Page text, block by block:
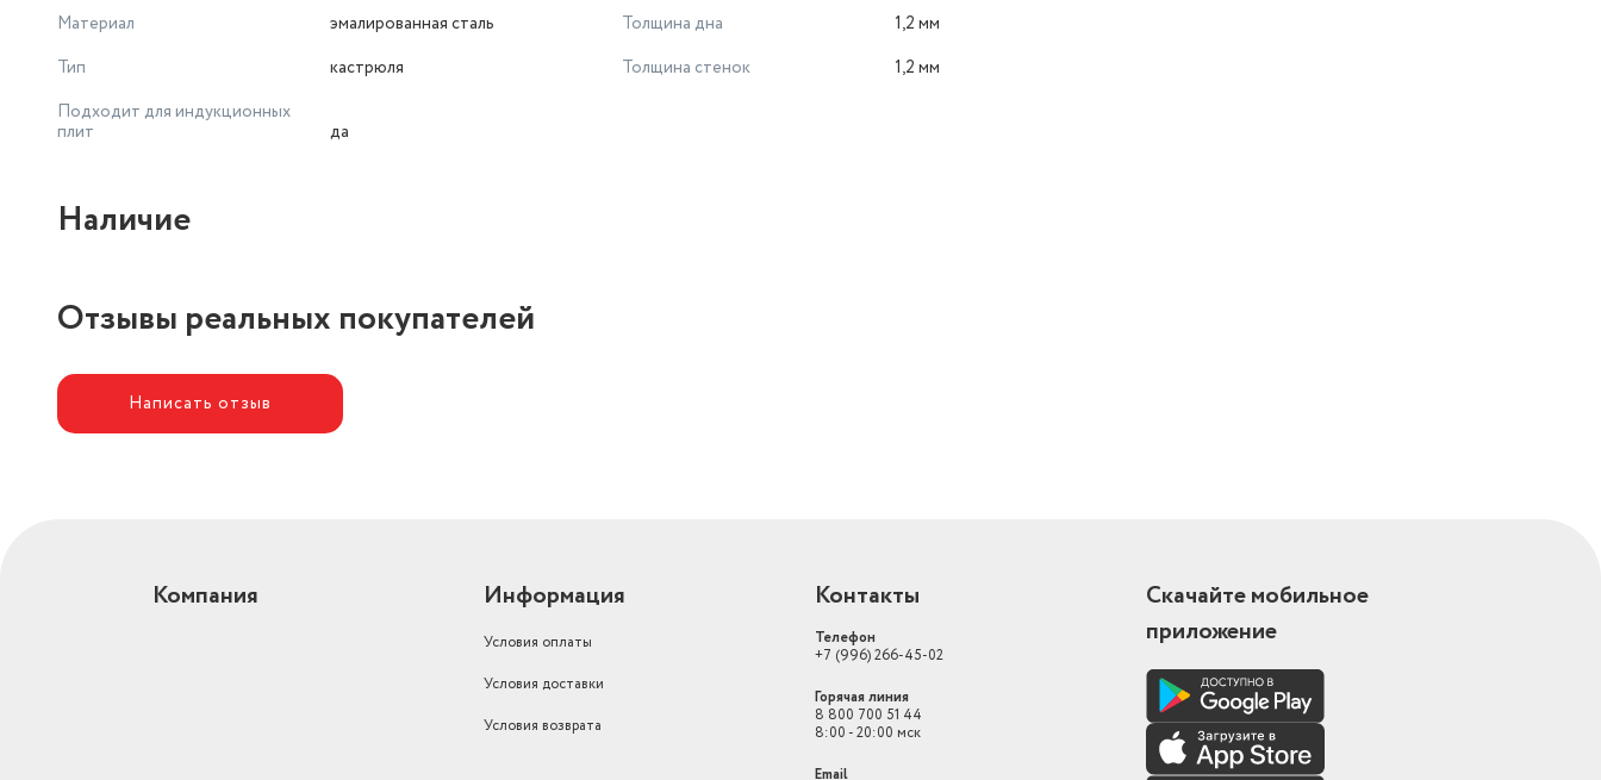
Материал
эмалированная сталь
Тип
кастрюля
Подходит для индукционных
плит
да
Толщина дна
1,2 мм
Толщина стенок
1,2 мм
Наличие
Отзывы реальных покупателей
Написать отзыв
Компания Информация
Условия оплаты
Условия доставки
Условия возврата
Контакты
Телефон
+7 (996) 266-45-02
Горячая линия
8 800 700 51 44
8:00 - 20:00 мск
Email
Скачайте мобильное
приложение